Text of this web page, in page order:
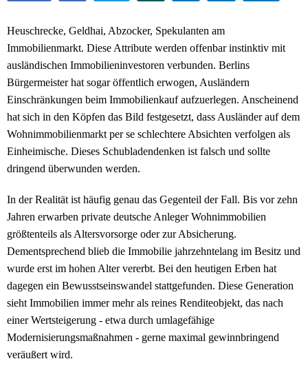
Heuschrecke, Geldhai, Abzocker, Spekulanten am
Immobilienmarkt. Diese Attribute werden offenbar instinktiv mit
ausländischen Immobilieninvestoren verbunden. Berlins
Bürgermeister hat sogar öffentlich erwogen, Ausländern
Einschränkungen beim Immobilienkauf aufzuerlegen. Anscheinend
hat sich in den Köpfen das Bild festgesetzt, dass Ausländer auf dem
Wohnimmobilienmarkt per se schlechtere Absichten verfolgen als
Einheimische. Dieses Schubladendenken ist falsch und sollte
dringend überwunden werden.
In der Realität ist häufig genau das Gegenteil der Fall. Bis vor zehn
Jahren erwarben private deutsche Anleger Wohnimmobilien
größtenteils als Altersvorsorge oder zur Absicherung.
Dementsprechend blieb die Immobilie jahrzehntelang im Besitz und
wurde erst im hohen Alter vererbt. Bei den heutigen Erben hat
dagegen ein Bewusstseinswandel stattgefunden. Diese Generation
sieht Immobilien immer mehr als reines Renditeobjekt, das nach
einer Wertsteigerung - etwa durch umlagefähige
Modernisierungsmaßnahmen - gerne maximal gewinnbringend
veräußert wird.